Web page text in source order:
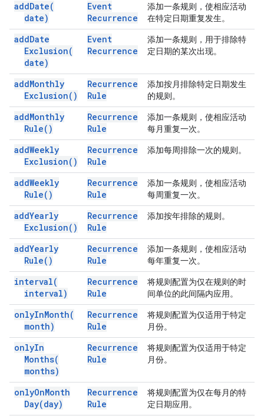
addDate(
date)
Event
Recurrence
添加一条规则，使相应活动
在特定日期重复发生。
addDate
Exclusion(
date)
Event
Recurrence
添加一条规则，用于排除特
定日期的某次出现。
addMonthly
Exclusion( )
Recurrence
Rule
添加按月排除特定日期发生
的规则。
addMonthly
Rule( )
Recurrence
Rule
添加一条规则，使相应活动
每月重复一次。
addWeekly
Exclusion( )
Recurrence
Rule
添加每周排除一次的规则。
addWeekly
Rule( )
Recurrence
Rule
添加一条规则，使相应活动
每周重复一次。
addYearly
Exclusion( )
Recurrence
Rule
添加按年排除的规则。
addYearly
Rule( )
Recurrence
Rule
添加一条规则，使相应活动
每年重复一次。
interval(
interval)
Recurrence
Rule
将规则配置为仅在规则的时
间单位的此间隔内应用。
onlyInMonth(
month)
Recurrence
Rule
将规则配置为仅适用于特定
月份。
onlyIn
Months(
months)
Recurrence
Rule
将规则配置为仅适用于特定
月份。
onlyOnMonth
Day(day)
Recurrence
Rule
将规则配置为仅在每月的特
定日期应用。